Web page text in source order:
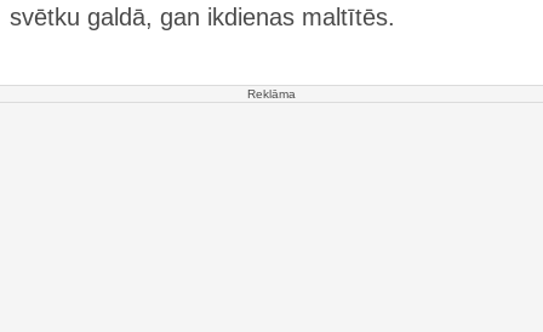
svētku galdā, gan ikdienas maltītēs.
Reklāma